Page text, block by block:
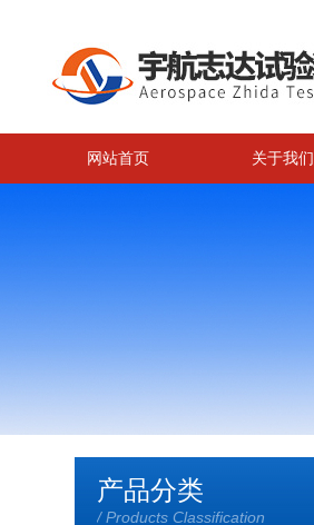
网站首页 关于我们
产品分类
/ Products Classification